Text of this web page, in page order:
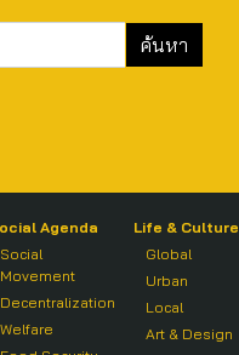
Agenda
Social
Movement
Decentralization
Welfare
Life & Culture
Global
Urban
Local
Art & Design